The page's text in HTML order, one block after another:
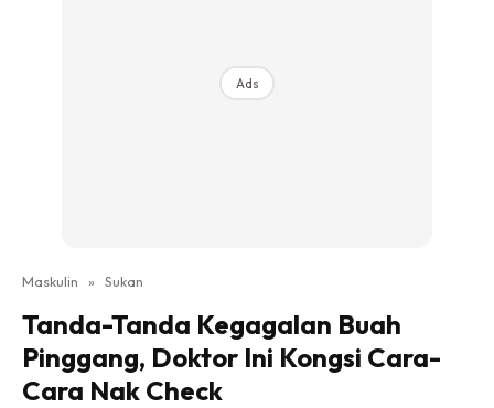
Ads
Maskulin » Sukan
Tanda-Tanda Kegagalan Buah
Pinggang, Doktor Ini Kongsi Cara-
Cara Nak Check